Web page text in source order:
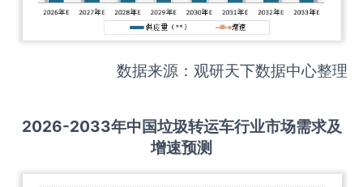
数据来源：观研天下数据中心整理
2026-2033年中国垃圾转运车行业市场需求及
增速预测